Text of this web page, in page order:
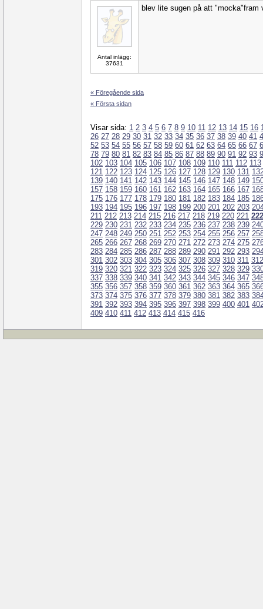
Antal inlägg:
37631
blev lite sugen på att "mocka"fram
« Föregående sida
« Första sidan
Visar sida: 1 2 3 4 5 6 7 8 9 10 11 12 13 14 15 16
26 27 28 29 30 31 32 33 34 35 36 37 38 39 40 41
52 53 54 55 56 57 58 59 60 61 62 63 64 65 66 67
78 79 80 81 82 83 84 85 86 87 88 89 90 91 92 93
102 103 104 105 106 107 108 109 110 111 112 113
121 122 123 124 125 126 127 128 129 130 131
139 140 141 142 143 144 145 146 147 148 149
157 158 159 160 161 162 163 164 165 166 167
175 176 177 178 179 180 181 182 183 184 185
193 194 195 196 197 198 199 200 201 202 203
211 212 213 214 215 216 217 218 219 220 221 222
229 230 231 232 233 234 235 236 237 238 239
247 248 249 250 251 252 253 254 255 256 257
265 266 267 268 269 270 271 272 273 274 275
283 284 285 286 287 288 289 290 291 292 293
301 302 303 304 305 306 307 308 309 310 311 312
319 320 321 322 323 324 325 326 327 328 329
337 338 339 340 341 342 343 344 345 346 347
355 356 357 358 359 360 361 362 363 364 365
373 374 375 376 377 378 379 380 381 382 383
391 392 393 394 395 396 397 398 399 400 401
409 410 411 412 413 414 415 416